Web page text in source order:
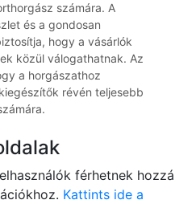
számára. A
és a gondosan
hogy a vásárlók
közül válogathatnak. Az
a horgászathoz
révén teljesebb
férhetnek hozzá
Kattints ide a